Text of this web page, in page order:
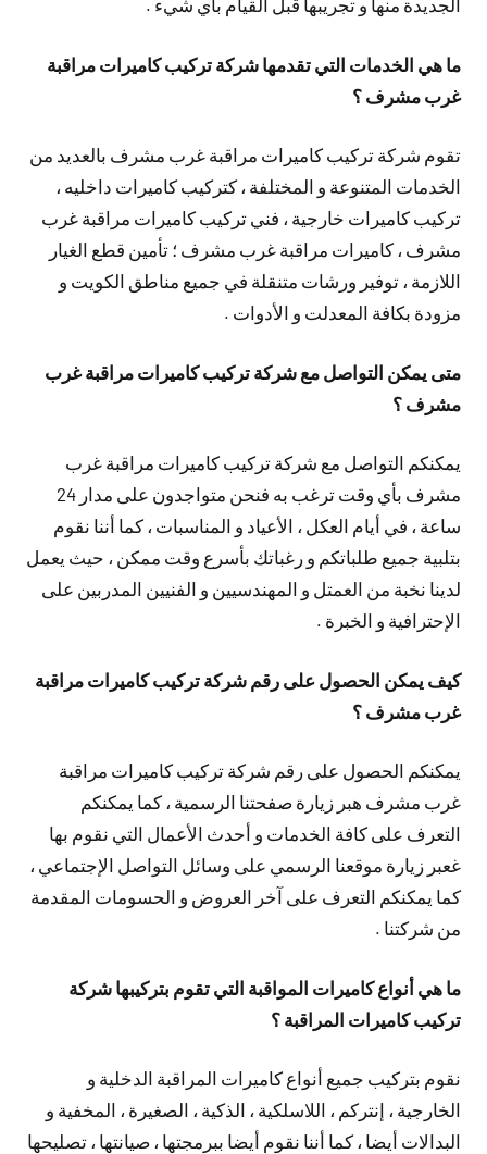
الجديدة منها و تجريبها قبل القيام بأي شيء .
ما هي الخدمات التي تقدمها شركة تركيب كاميرات مراقبة
غرب مشرف ؟
تقوم شركة تركيب كاميرات مراقبة غرب مشرف بالعديد من
الخدمات المتنوعة و المختلفة ، كتركيب كاميرات داخليه ،
تركيب كاميرات خارجية ، فني تركيب كاميرات مراقبة غرب
مشرف ، كاميرات مراقبة غرب مشرف ؛ تأمين قطع الغيار
اللازمة ، توفير ورشات متنقلة في جميع مناطق الكويت و
مزودة بكافة المعدلت و الأدوات .
متى يمكن التواصل مع شركة تركيب كاميرات مراقبة غرب
مشرف ؟
يمكنكم التواصل مع شركة تركيب كاميرات مراقبة غرب
مشرف بأي وقت ترغب به فنحن متواجدون على مدار 24
ساعة ، في أيام العكل ، الأعياد و المناسبات ، كما أننا نقوم
بتلبية جميع طلباتكم و رغباتك بأسرع وقت ممكن ، حيث يعمل
لدينا نخبة من العمتل و المهندسيين و الفنيين المدربين على
الإحترافية و الخبرة .
كيف يمكن الحصول على رقم شركة تركيب كاميرات مراقبة
غرب مشرف ؟
يمكنكم الحصول على رقم شركة تركيب كاميرات مراقبة
غرب مشرف هبر زيارة صفحتنا الرسمية ، كما يمكنكم
التعرف على كافة الخدمات و أحدث الأعمال التي نقوم بها
غعبر زيارة موقعنا الرسمي على وسائل التواصل الإجتماعي ،
كما يمكنكم التعرف على آخر العروض و الحسومات المقدمة
من شركتنا .
ما هي أنواع كاميرات المواقبة التي تقوم بتركيبها شركة
تركيب كاميرات المراقبة ؟
نقوم بتركيب جميع أنواع كاميرات المراقبة الدخلية و
الخارجية ، إنتركم ، اللاسلكية ، الذكية ، الصغيرة ، المخفية و
البدالات أيضا ، كما أننا نقوم أيضا ببرمجتها ، صيانتها ، تصليحها